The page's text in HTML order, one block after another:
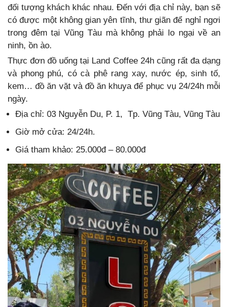
đối tượng khách khác nhau. Đến với địa chỉ này, bạn sẽ
có được một không gian yên tĩnh, thư giãn để nghỉ ngơi
trong đêm tại Vũng Tàu mà không phải lo ngại về an
ninh, ồn ào.
Thực đơn đồ uống tại Land Coffee 24h cũng rất đa dạng
và phong phú, có cà phê rang xay, nước ép, sinh tố,
kem… đồ ăn vặt và đồ ăn khuya để phục vụ 24/24h mỗi
ngày.
Địa chỉ: 03 Nguyễn Du, P. 1, Tp. Vũng Tàu, Vũng Tàu
Giờ mở cửa: 24/24h.
Giá tham khảo: 25.000đ – 80.000đ